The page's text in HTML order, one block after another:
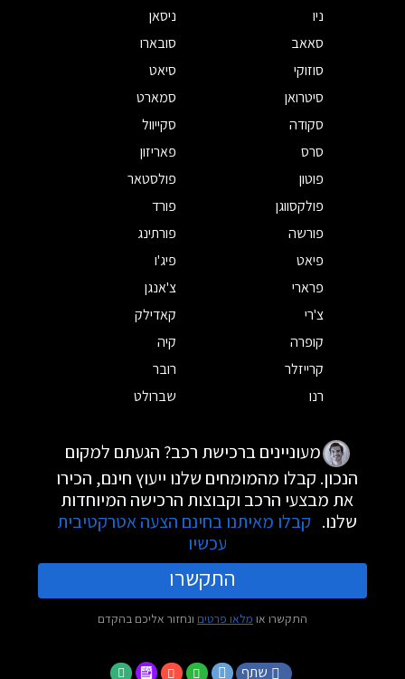
ניו
ניסאן
סאאב
סובארו
סוזוקי
סיאט
סיטרואן
סמארט
סקודה
סקייוול
סרס
פאריזון
פוטון
פולסטאר
פולקסווגן
פורד
פורשה
פורתינג
פיאט
פיג'ו
פרארי
צ'אנגן
צ'רי
קאדילק
קופרה
קיה
קרייזלר
רובר
רנו
שברולט
מעוניינים ברכישת רכב? הגעתם למקום
הנכון. קבלו מהמומחים שלנו ייעוץ חינם, הכירו
את מבצעי הרכב וקבוצות הרכישה המיוחדות
שלנו. קבלו מאיתנו בחינם הצעה אטרקטיבית
עכשיו
התקשרו
התקשרו או מלאו פרטים ונחזור אליכם בהקדם
שתף